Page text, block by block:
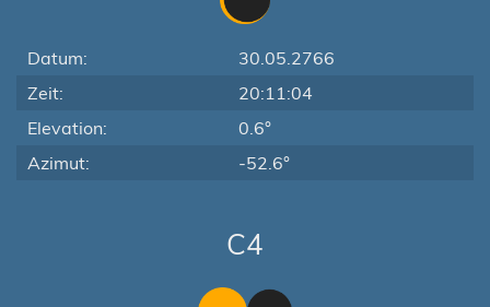
Datum:
30.05.2766
Zeit:
20:11:04
Elevation:
0.6°
Azimut:
-52.6°
C4